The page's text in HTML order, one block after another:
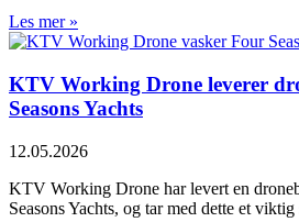
Les mer »
KTV Working Drone leverer
Seasons Yachts
12.05.2026
KTV Working Drone har levert en
Seasons Yachts, og tar med dette et viktig